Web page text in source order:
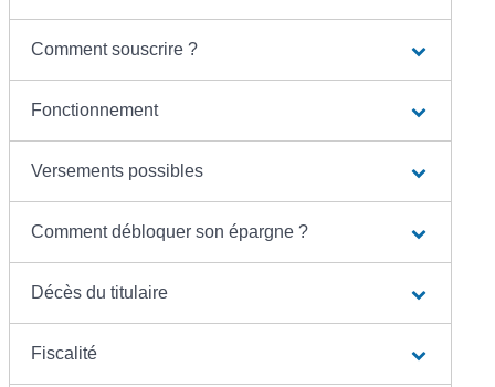
Comment souscrire ?
Fonctionnement
Versements possibles
Comment débloquer son épargne ?
Décès du titulaire
Fiscalité